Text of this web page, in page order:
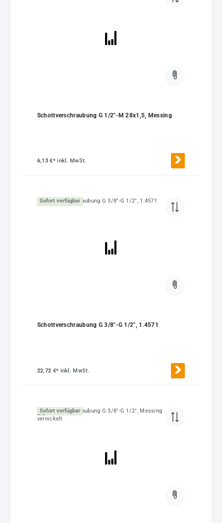
Schottverschraubung G 1/2"-M 28x1,5, Messing
6,13 €*inkl. MwSt.
Sofort verfügbar
Schottverschraubung G 3/8"-G 1/2", 1.4571
22,72 €* inkl. MwSt.
Sofort verfügbar